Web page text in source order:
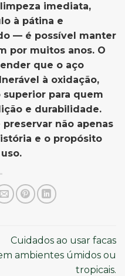
imediata,
à pátina e
— é possível manter
por muitos anos. O
que o aço
à oxidação,
para quem
e durabilidade.
não apenas
e o propósito
Cuidados ao usar facas
ambientes úmidos ou
tropicais.